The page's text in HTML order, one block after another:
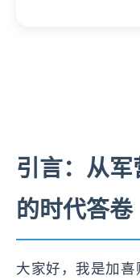
引言：从
的时代答卷
大家好，我是加